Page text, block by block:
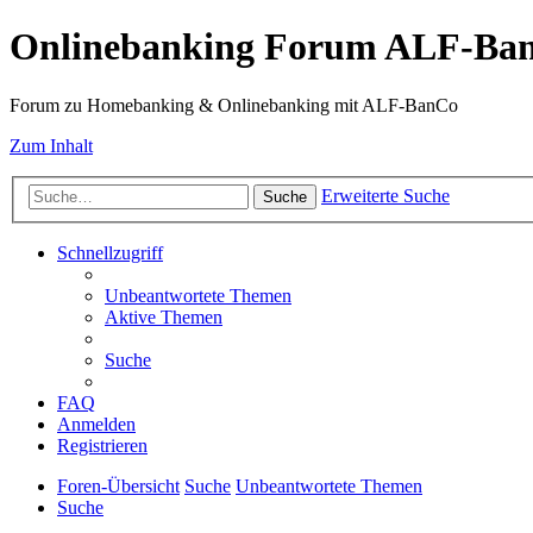
Onlinebanking Forum ALF-
Forum zu Homebanking & Onlinebanking mit ALF-BanCo
Zum Inhalt
Suche Erweiterte Suche
Schnellzugriff
Unbeantwortete Themen
Aktive Themen
Suche
FAQ
Anmelden
Registrieren
Foren-Übersicht Suche Unbeantwortete Themen
Suche